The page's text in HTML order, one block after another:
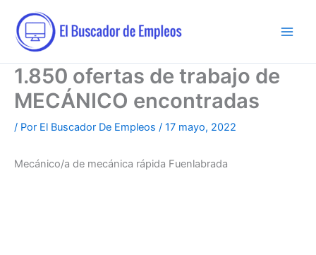
contenido
1.850 ofertas de trabajo de
MECÁNICO encontradas
/ Por El Buscador De Empleos / 17 mayo, 2022
Mecánico/a de mecánica rápida Fuenlabrada